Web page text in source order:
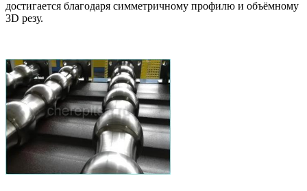
достигается благодаря симметричному профилю и объёмному
3D резу.